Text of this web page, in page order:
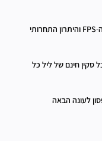
PC או קונסולה? הקרב על ה-FPS והיתרון התחרותי
סקין חינם של ליל כל
לעונה הבאה